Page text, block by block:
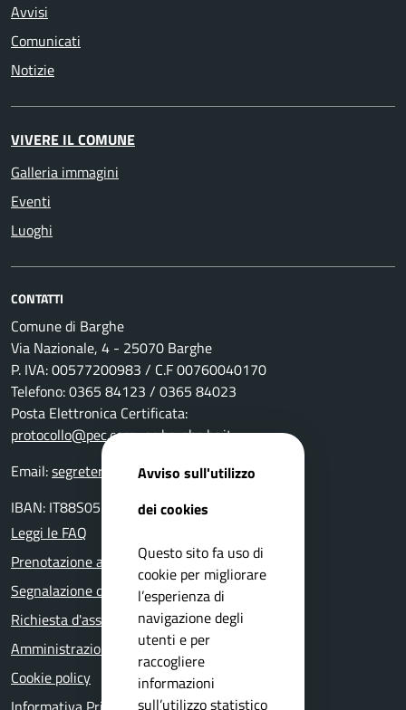
Avvisi
Comunicati
Notizie
VIVERE IL COMUNE
Galleria immagini
Eventi
Luoghi
CONTATTI
Comune di Barghe
Via Nazionale, 4 - 25070 Barghe
P. IVA: 00577200983 / C.F 00760040170
Telefono: 0365 84123 / 0365 84023
Posta Elettronica Certificata:
protocollo@pec.comune.barghe.bs.it
Email:segreteria@comune.barghe.bs.it
IBAN: IT88S0511655160000000004000
Leggi le FAQ
Prenotazione appuntamento
Segnalazione disservizio
Richiesta d'assistenza
Amministrazione trasparente
Cookie policy
Avviso sull'utilizzo
dei cookies
Questo sito fa uso di
cookie per migliorare
l’esperienza di
navigazione degli
utenti e per
raccogliere
informazioni
sull’utilizzo statistico